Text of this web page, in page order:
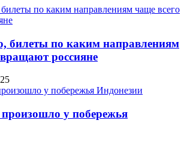
билеты по каким направлениям
россияне
произошло у побережья